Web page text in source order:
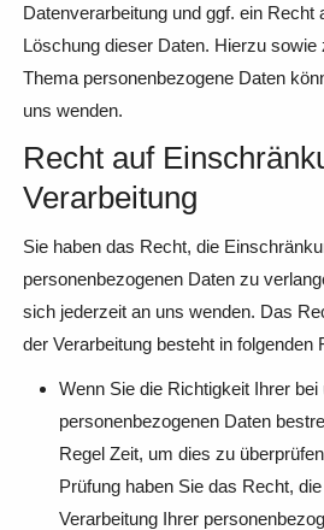
Datenverarbeitung und ggf. ein Recht
Löschung dieser Daten. Hierzu
Thema personenbezogene Daten
uns wenden.
Recht auf
Verarbeitung
Sie haben das Recht, die
personenbezogenen Daten zu
sich jederzeit an uns wenden. Das
der Verarbeitung besteht in folgenden
Wenn Sie die Richtigkeit Ihrer
personenbezogenen Daten
Regel Zeit, um dies zu
Prüfung haben Sie das Recht,
Verarbeitung Ihrer